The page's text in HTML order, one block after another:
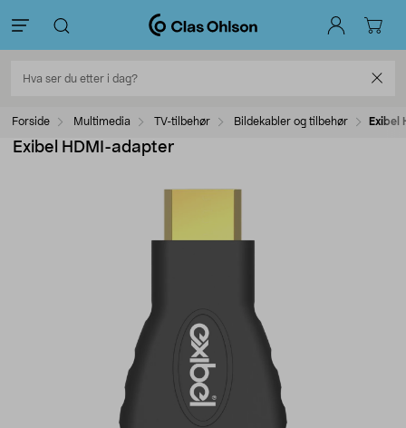
Forside Multimedia TV-tilbehør Bildekabler og tilbehør Exibel
Exibel HDMI-adapter